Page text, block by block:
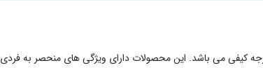
کیفی می باشد. این محصولات دارای ویژگی های منحصر به فردی